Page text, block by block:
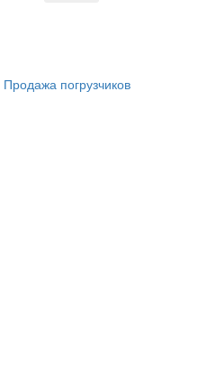
Продажа погрузчиков